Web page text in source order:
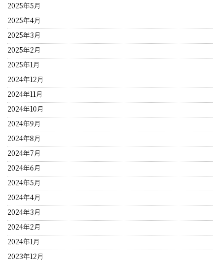
2025年5月
2025年4月
2025年3月
2025年2月
2025年1月
2024年12月
2024年11月
2024年10月
2024年9月
2024年8月
2024年7月
2024年6月
2024年5月
2024年4月
2024年3月
2024年2月
2024年1月
2023年12月